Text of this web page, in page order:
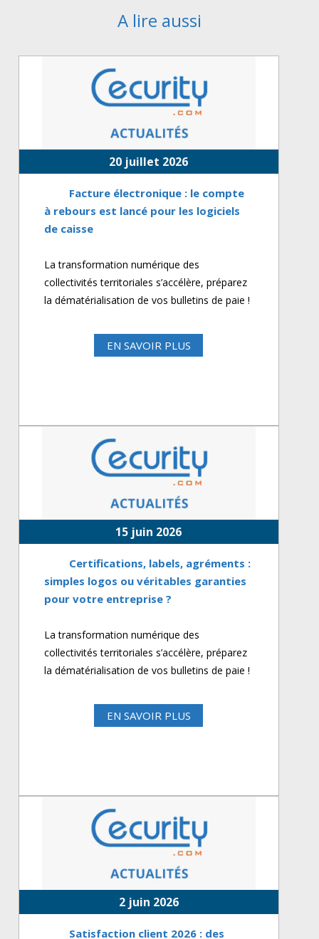
A lire aussi
20 juillet 2026
Facture électronique : le compte
à rebours est lancé pour les logiciels
de caisse
La transformation numérique des
collectivités territoriales s’accélère, préparez
la dématérialisation de vos bulletins de paie !
EN SAVOIR PLUS
15 juin 2026
Certifications, labels, agréments :
simples logos ou véritables garanties
pour votre entreprise ?
La transformation numérique des
collectivités territoriales s’accélère, préparez
la dématérialisation de vos bulletins de paie !
EN SAVOIR PLUS
2 juin 2026
Satisfaction client 2026 : des